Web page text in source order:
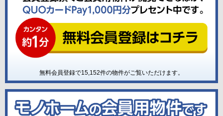
無料会員登録で15,152件の物件がご覧いただけます。